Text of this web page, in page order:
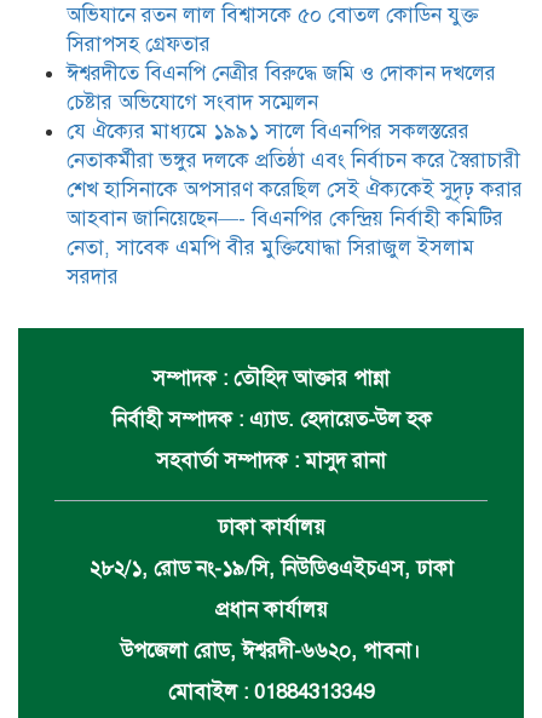
অভিযানে রতন লাল বিশ্বাসকে ৫০ বোতল কোডিন যুক্ত
সিরাপসহ গ্রেফতার
ঈশ্বরদীতে বিএনপি নেত্রীর বিরুদ্ধে জমি ও দোকান দখলের
চেষ্টার অভিযোগে সংবাদ সম্মেলন
যে ঐক্যের মাধ্যমে ১৯৯১ সালে বিএনপির সকলস্তরের
নেতাকর্মীরা ভঙ্গুর দলকে প্রতিষ্ঠা এবং নির্বাচন করে স্বৈরাচারী
শেখ হাসিনাকে অপসারণ করেছিল সেই ঐক্যকেই সুদৃঢ় করার
আহবান জানিয়েছেন—- বিএনপির কেন্দ্রিয় নির্বাহী কমিটির
নেতা, সাবেক এমপি বীর মুক্তিযোদ্ধা সিরাজুল ইসলাম
সরদার
সম্পাদক : তৌহিদ আক্তার পান্না
নির্বাহী সম্পাদক : এ্যাড. হেদায়েত-উল হক
সহবার্তা সম্পাদক : মাসুদ রানা
ঢাকা কার্যালয়
২৮২/১, রোড নং-১৯/সি, নিউডিওএইচএস, ঢাকা
প্রধান কার্যালয়
উপজেলা রোড, ঈশ্বরদী-৬৬২০, পাবনা।
মোবাইল : 01884313349